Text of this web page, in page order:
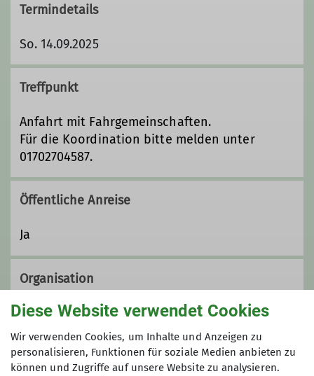
Termindetails
So. 14.09.2025
Treffpunkt
Anfahrt mit Fahrgemeinschaften.
Für die Koordination bitte melden unter
01702704587.
Öffentliche Anreise
Ja
Organisation
Karin
Diese Website verwendet Cookies
Wir verwenden Cookies, um Inhalte und Anzeigen zu
personalisieren, Funktionen für soziale Medien anbieten zu
können und Zugriffe auf unsere Website zu analysieren.